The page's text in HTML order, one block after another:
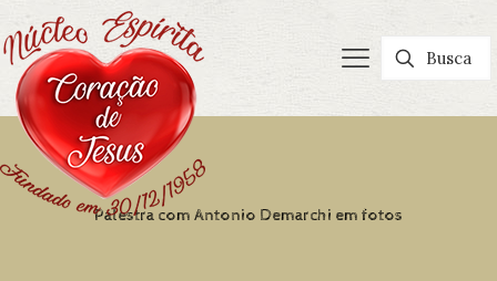
Palestra com Antonio Demarchi em fotos